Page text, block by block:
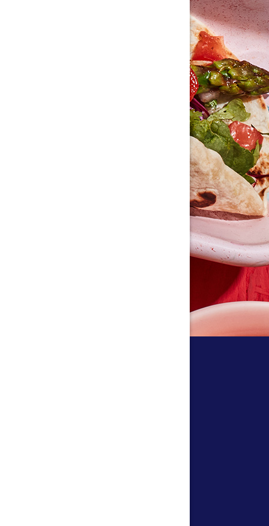
för inlägg/kommentar
för inlägg/kommentar
för inlägg/kommentar